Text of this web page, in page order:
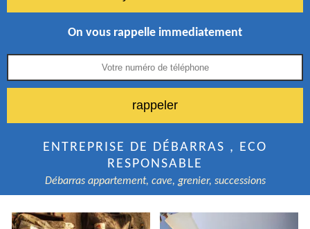
On vous rappelle immediatement
ENTREPRISE DE DÉBARRAS , ECO
RESPONSABLE
Débarras appartement, cave, grenier, successions